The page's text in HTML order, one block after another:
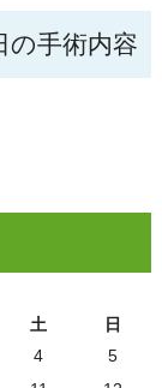
の手術内容
土
日
4
5